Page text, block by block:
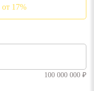
от 17%
100 000 000 ₽